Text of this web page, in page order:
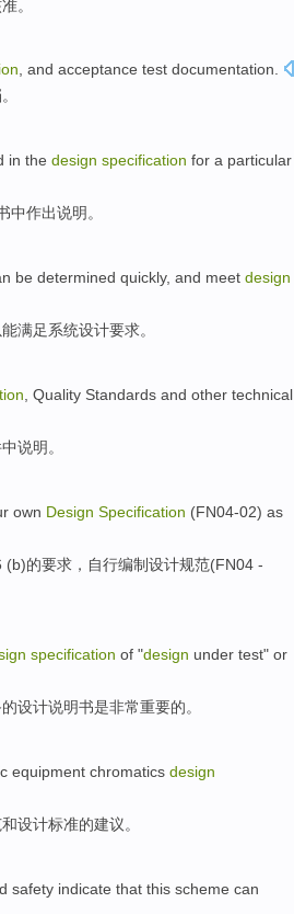
。
, and acceptance test documentation.
。
in the design specification for a particular
中作出说明 。
be determined quickly, and meet design
能满足系统设计要求。
Quality Standards and other technical
中说明 。
own Design Specification (FN04-02) as
(b)的要求， 自行编制设计规范(FN04 -
specification of "design under test" or
的设计说明书是非常重要的。
equipment chromatics design
和设计标准的建议。
safety indicate that this scheme can